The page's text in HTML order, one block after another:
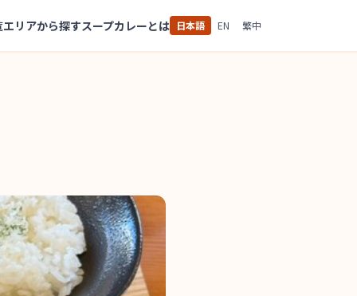
エリアから探すスープカレーとは 日本語 EN 繁中